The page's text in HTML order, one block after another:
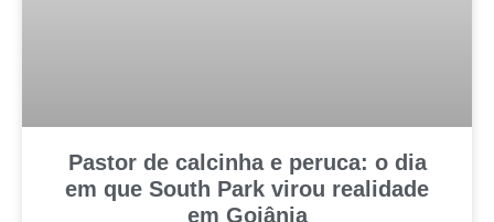
Pastor de calcinha e peruca: o dia
em que South Park virou realidade
em Goiânia